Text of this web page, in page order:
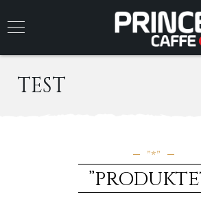
TEST
”*”